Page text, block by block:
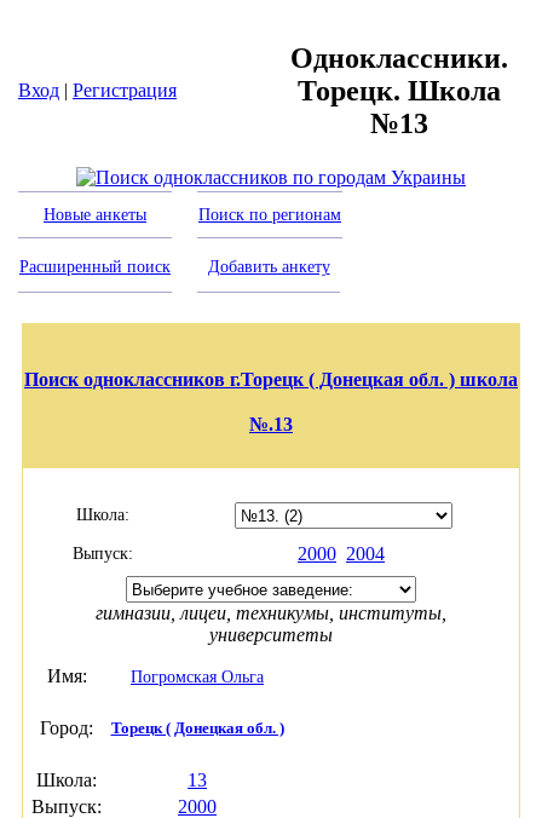
Вход | Регистрация
Одноклассники.
Торецк. Школа
№13
Новые анкеты Поиск по регионам
Расширенный поиск Добавить анкету
Поиск одноклассников г.Торецк ( Донецкая обл. ) школа
№.13
Школа:
Выпуск: 2000 2004
гимназии, лицеи, техникумы, институты,
университеты
Имя:
Погромская Ольга
Город: Торецк ( Донецкая обл. )
Школа:
13
Выпуск:
2000